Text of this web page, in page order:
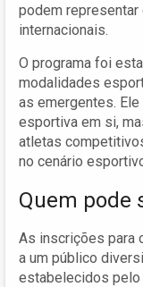
podem
internacionais.
O programa foi
modalidades
as emergentes.
esportiva em si,
atletas
no cenário
Quem pode
As inscrições para
a um público
estabelecidos pelo